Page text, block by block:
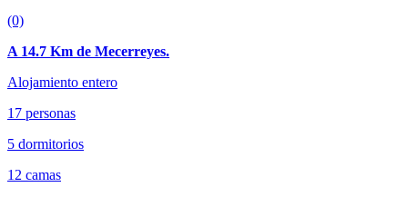
(0)
A 14.7 Km de Mecerreyes.
Alojamiento entero
17 personas
5 dormitorios
12 camas